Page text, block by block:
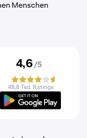
Menschen
4,6 /5
48,8 Tsd. Ratings